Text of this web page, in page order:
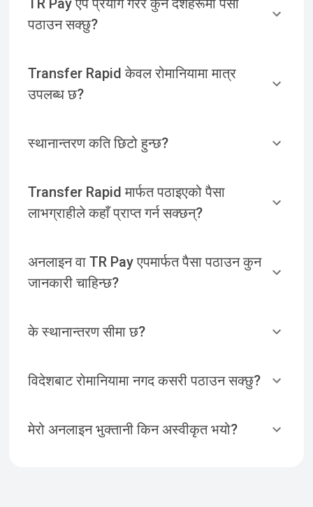
पठाउन सक्छु?
Transfer Rapid केवल रोमानियामा मात्र
उपलब्ध छ?
स्थानान्तरण कति छिटो हुन्छ?
Transfer Rapid मार्फत पठाइएको पैसा
लाभग्राहीले कहाँ प्राप्त गर्न सक्छन्?
अनलाइन वा TR Pay एपमार्फत पैसा पठाउन कुन
जानकारी चाहिन्छ?
के स्थानान्तरण सीमा छ?
विदेशबाट रोमानियामा नगद कसरी पठाउन सक्छु?
मेरो अनलाइन भुक्तानी किन अस्वीकृत भयो?